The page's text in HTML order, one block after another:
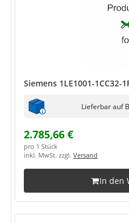
Siemens 1LE1001-1CC32-
Lieferbar auf
2.785,66 €
pro 1 Stück
inkl. MwSt. zzgl. Versand
In den